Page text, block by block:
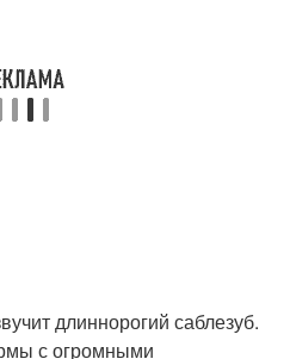
длиннорогий саблезуб.
с огромными